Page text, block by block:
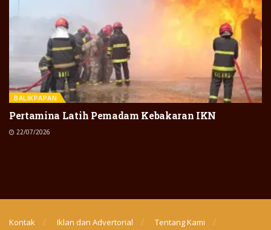
BALIKPAPAN
Pertamina Latih Pemadam Kebakaran IKN
22/07/2026
Kontak Iklan dan Advertorial Tentang Kami